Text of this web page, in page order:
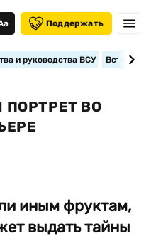
Поддержать
и руководства ВСУ
ВО
иным фруктам,
выдать тайны